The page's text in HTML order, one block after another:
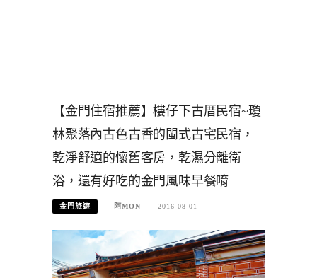
【金門住宿推薦】樓仔下古厝民宿~瓊
林聚落內古色古香的閩式古宅民宿，
乾淨舒適的懷舊客房，乾濕分離衛
浴，還有好吃的金門風味早餐唷
金門旅遊 阿MON 2016-08-01